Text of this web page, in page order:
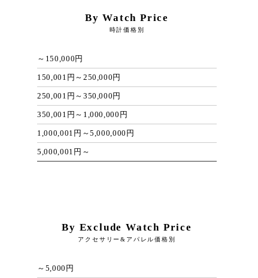
By Watch Price
時計価格別
～150,000円
150,001円～250,000円
250,001円～350,000円
350,001円～1,000,000円
1,000,001円～5,000,000円
5,000,001円～
By Exclude Watch Price
アクセサリー&アパレル価格別
～5,000円